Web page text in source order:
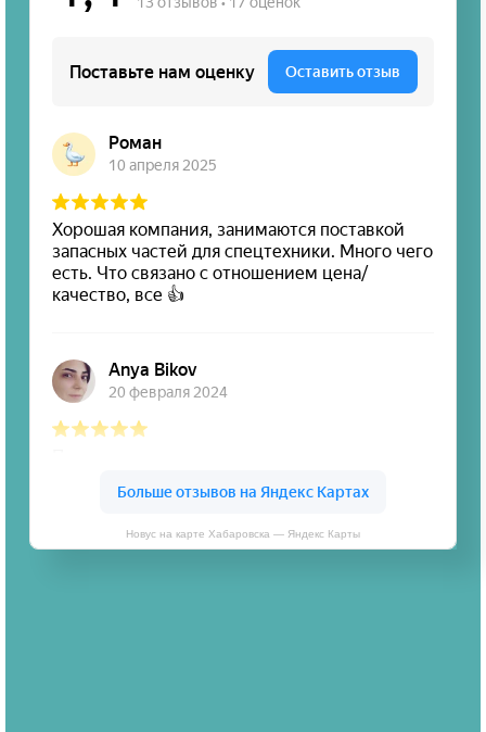
Новус на карте Хабаровска — Яндекс Карты